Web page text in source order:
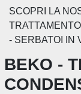
SCOPRI LA
- SERBATOI IN
BEKO -